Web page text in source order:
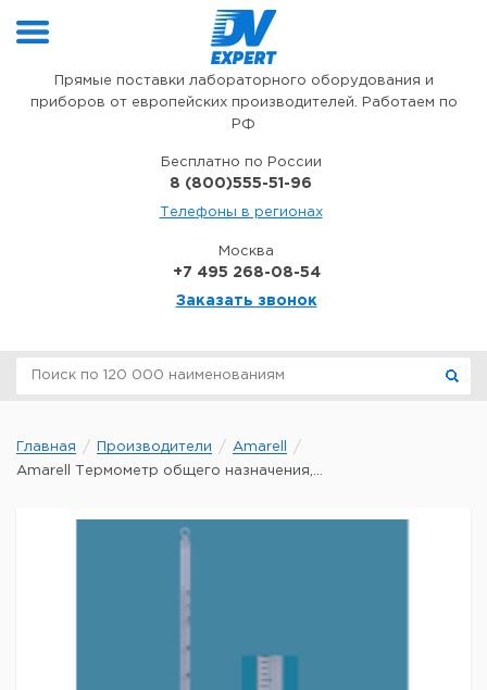
Прямые поставки лабораторного оборудования и
приборов от европейских производителей. Работаем по
РФ
Бесплатно по России
8 (800)555-51-96
Телефоны в регионах
Москва
+7 495 268-08-54
Заказать звонок
Главная Производители
Amarell
Amarell Термометр общего назначения,...